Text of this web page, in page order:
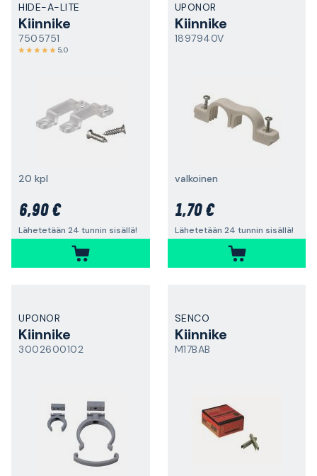
HIDE-A-LITE
Kiinnike
7505751
5,0
20 kpl
6,90 €
Lähetetään 24 tunnin sisällä!
UPONOR
Kiinnike
1897940V
valkoinen
1,70 €
Lähetetään 24 tunnin sisällä!
UPONOR
Kiinnike
3002600102
SENCO
Kiinnike
M17BAB